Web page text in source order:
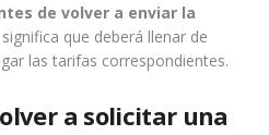
de volver a enviar la
que deberá llenar de
las tarifas correspondientes.
a solicitar una